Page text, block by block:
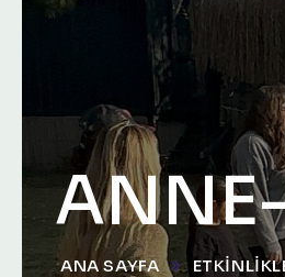
ANA SAYFA